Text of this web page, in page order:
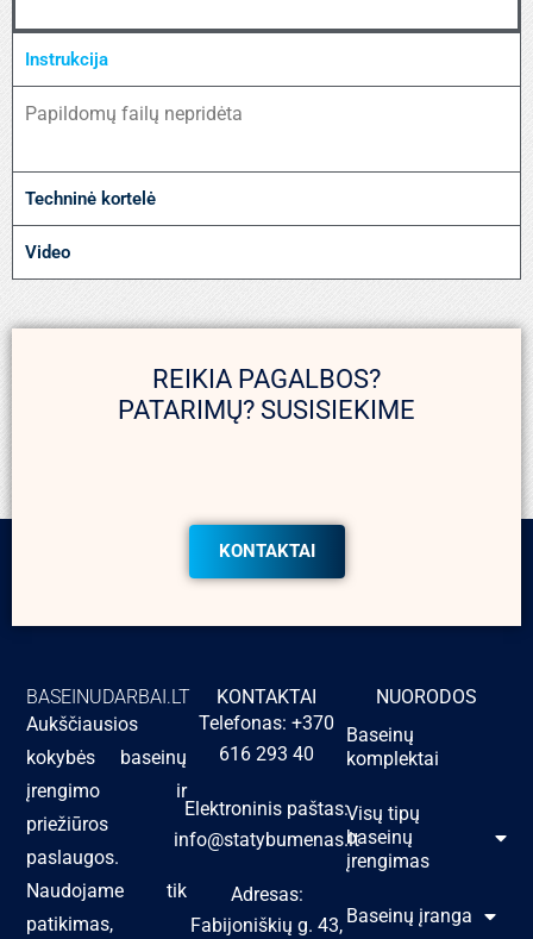
Instrukcija
Papildomų failų nepridėta
Techninė kortelė
Video
REIKIA PAGALBOS?
PATARIMŲ? SUSISIEKIME
KONTAKTAI
BASEINUDARBAI.LT
Aukščiausios
kokybės baseinų
įrengimo ir
priežiūros
paslaugos.
Naudojame tik
patikimas,
KONTAKTAI
Telefonas: +370
616 293 40
Elektroninis paštas:
info@statybumenas.lt
Adresas:
Fabijoniškių g. 43,
NUORODOS
Baseinų
komplektai
Visų tipų
baseinų
įrengimas
Baseinų įranga